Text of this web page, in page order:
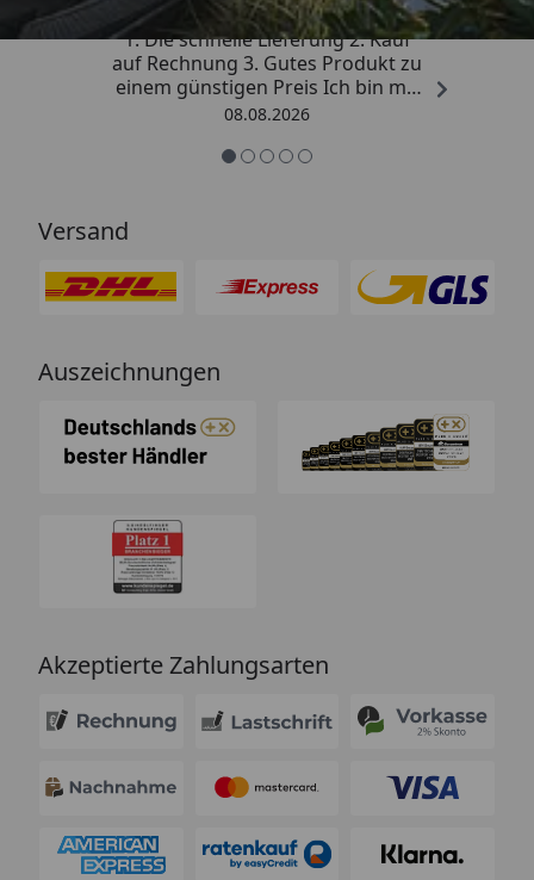
„Besonders gut gefallen hat mir :
1. Die schnelle Lieferung 2. Kauf
auf Rechnung 3. Gutes Produkt zu
einem günstigen Preis Ich bin mit
der Kaufabwicklung sehr
08.08.2026
Versand
Auszeichnungen
Akzeptierte Zahlungsarten